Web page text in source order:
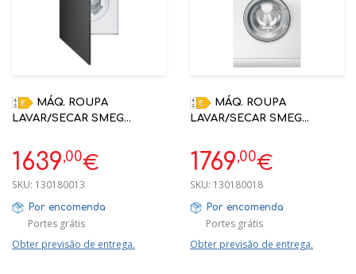
LAVAR/SECAR SMEG
7/4 KG
1639,00€
SKU: 130180013
Por encomenda
Portes grátis
Obter previsão de entrega.
LAVAR/SECAR SMEG
INSTALAÇÃO, 7/4 KG
1769,00€
SKU: 130180018
Por encomenda
Portes grátis
Obter previsão de entrega.